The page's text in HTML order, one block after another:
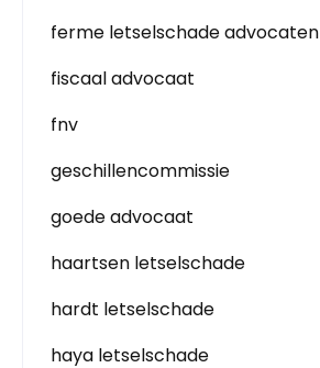
ferme letselschade advocaten
fiscaal advocaat
fnv
geschillencommissie
goede advocaat
haartsen letselschade
hardt letselschade
haya letselschade